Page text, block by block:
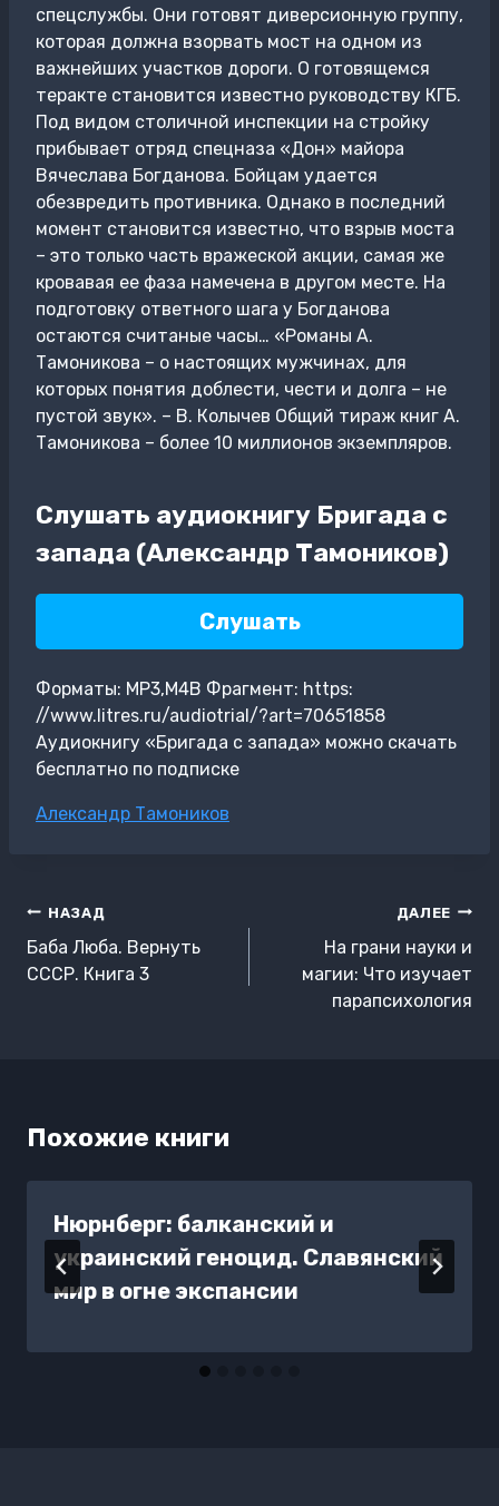
спецслужбы. Они готовят диверсионную группу,
которая должна взорвать мост на одном из
важнейших участков дороги. О готовящемся
теракте становится известно руководству КГБ.
Под видом столичной инспекции на стройку
прибывает отряд спецназа «Дон» майора
Вячеслава Богданова. Бойцам удается
обезвредить противника. Однако в последний
момент становится известно, что взрыв моста
– это только часть вражеской акции, самая же
кровавая ее фаза намечена в другом месте. На
подготовку ответного шага у Богданова
остаются считаные часы… «Романы А.
Тамоникова – о настоящих мужчинах, для
которых понятия доблести, чести и долга – не
пустой звук». – В. Колычев Общий тираж книг А.
Тамоникова – более 10 миллионов экземпляров.
Слушать аудиокнигу Бригада с
запада (Александр Тамоников)
Слушать
Форматы: MP3,M4B Фрагмент: https:
//www.litres.ru/audiotrial/?art=70651858
Аудиокнигу «Бригада с запада» можно скачать
бесплатно по подписке
Метки
Александр Тамоников
Навигация
по
записям
НАЗАД
Баба Люба. Вернуть
СССР. Книга 3
ДАЛЕЕ
На грани науки и
магии: Что изучает
парапсихология
Похожие книги
Нюрнберг: балканский и
украинский геноцид. Славянский
мир в огне экспансии